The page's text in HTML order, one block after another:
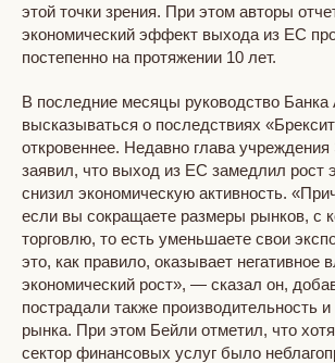
этой точки зрения. При этом авторы
экономический эффект выхода из ЕС
постепенно на протяжении 10 лет.
В последние месяцы руководство Банка
высказываться о последствиях
откровеннее. Недавно глава
заявил, что выход из ЕС замедлил рост
снизил экономическую активность.
если вы сокращаете размеры рынков, с
торговлю, то есть уменьшаете свои
это, как правило, оказывает негативное
экономический рост», — сказал он,
пострадали также производительность
рынка. При этом Бейли отметил, что
сектор финансовых услуг было